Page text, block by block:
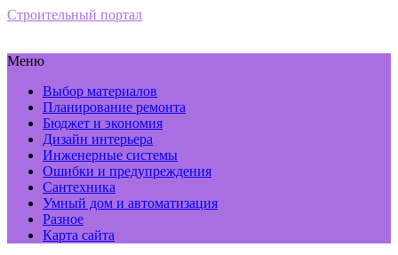
Строительный портал
Меню
Выбор материалов
Планирование ремонта
Бюджет и экономия
Дизайн интерьера
Инженерные системы
Ошибки и предупреждения
Сантехника
Умный дом и автоматизация
Разное
Карта сайта